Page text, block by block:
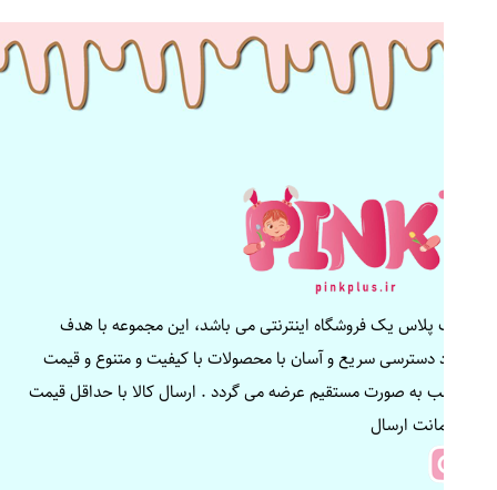
پینک پلاس یک فروشگاه اینترنتی می باشد، این مجموعه با هدف
ایجاد دسترسی سریع و آسان با محصولات با کیفیت و متنوع و قیمت
مناسب به صورت مستقیم عرضه می گردد . ارسال کالا با حداقل قیمت
و ضمانت ارسال